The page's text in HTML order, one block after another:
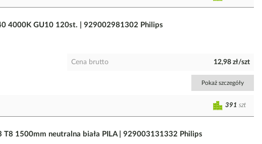
4000K GU10 120st. | 929002981302 Philips
Cena brutto 12,98 zł/szt
Pokaż szczegóły
391 szt
1500mm neutralna biała PILA | 929003131332 Philips